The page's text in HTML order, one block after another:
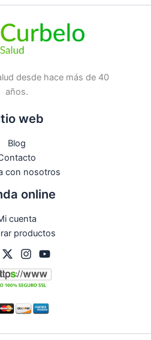
desde hace más de 40
años.
web
Blog
con nosotros
online
cuenta
productos